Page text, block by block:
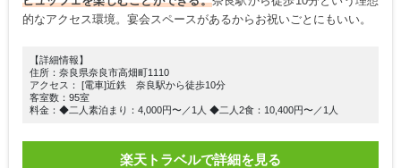
的なアクセス環境。宴会スペースがあるからお祝いごとにもいい。
【詳細情報】
住所：奈良県奈良市高畑町1110
アクセス： [電車]近鉄 奈良駅から徒歩10分
客室数：95室
料金：◆二人素泊まり：4,000円〜／1人 ◆二人2食：10,400円〜／1人
楽天トラベルで詳細を見る